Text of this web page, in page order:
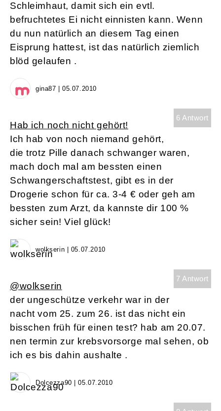
Schleimhaut, damit sich ein evtl.
befruchtetes Ei nicht einnisten kann. Wenn
du nun natürlich an diesem Tag einen
Eisprung hattest, ist das natürlich ziemlich
blöd gelaufen .
gina87 | 05.07.2010
6 Antwort
Hab ich noch nicht gehört!
Ich hab von noch niemand gehört,
die trotz Pille danach schwanger waren,
mach doch mal am bessten einen
Schwangerschaftstest, gibt es in der
Drogerie schon für ca. 3-4 € oder geh am
bessten zum Arzt, da kannste dir 100 %
sicher sein! Viel glück!
wolkserin | 05.07.2010
7 Antwort
@wolkserin
der ungeschütze verkehr war in der
nacht vom 25. zum 26. ist das nicht ein
bisschen früh für einen test? hab am 20.07.
nen termin zur krebsvorsorge mal sehen, ob
ich es bis dahin aushalte .
Dolcezza90 | 05.07.2010